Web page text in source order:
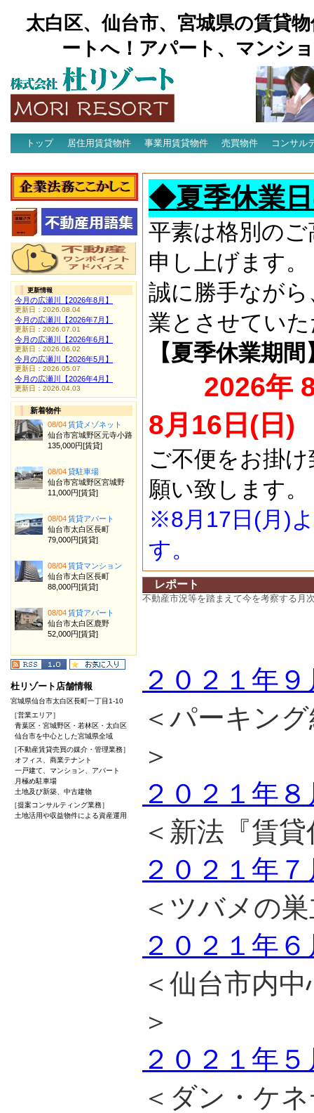
太白区、仙台市、宮城県の賃貸
ートへ！アパート、マンシ
トップ 居住用賃貸物件 事業用賃貸物件 売買物件
コンサル
◆夏季休業
平素は格別の
申し上げます。
誠に勝手なが
業とさせてい
【夏季休業期間
2026年
8月16日(日)
ご不便をお掛
願い致します。
※8月17日(月)
す。
レポート
不動産市況等を踏まえて今を考察する月
２０２１年
＜パーキン
＞
２０２１年
＜新法『賃
２０２１年
＜ツバメの
２０２１年
＜仙台市内
＞
２０２１年
＜ダン・ケ
更新情報
今月の広瀬川【2026年8月】
更新日：2026.08.04
今月の広瀬川【2026年7月】
更新日：2026.07.01
今月の広瀬川【2026年6月】
更新日：2026.06.02
今月の広瀬川【2026年5月】
更新日：2026.05.07
今月の広瀬川【2026年4月】
更新日：2026.04.03
新着物件
08/04賃貸メゾネット
仙台市宮城野区元寺小路
135,000円[賃貸]
08/04貸駐車場
仙台市宮城野区宮城野
11,000円[賃貸]
08/04賃貸アパート
仙台市太白区長町
79,000円[賃貸]
08/04賃貸マンション
仙台市太白区長町
88,000円[賃貸]
08/04賃貸アパート
仙台市太白区鹿野
52,000円[賃貸]
杜リゾート店舗情報
宮城県仙台市太白区長町一丁目1-10
［営業エリア］
青葉区・宮城野区・若林区・太白区
仙台市を中心とした宮城県全域
［不動産賃貸売買の媒介・管理業務］
オフィス、商業テナント
一戸建て、マンション、アパート
月極め駐車場
土地及び新築、中古建物
［提案コンサルティング業務］
土地活用や収益物件による資産運用